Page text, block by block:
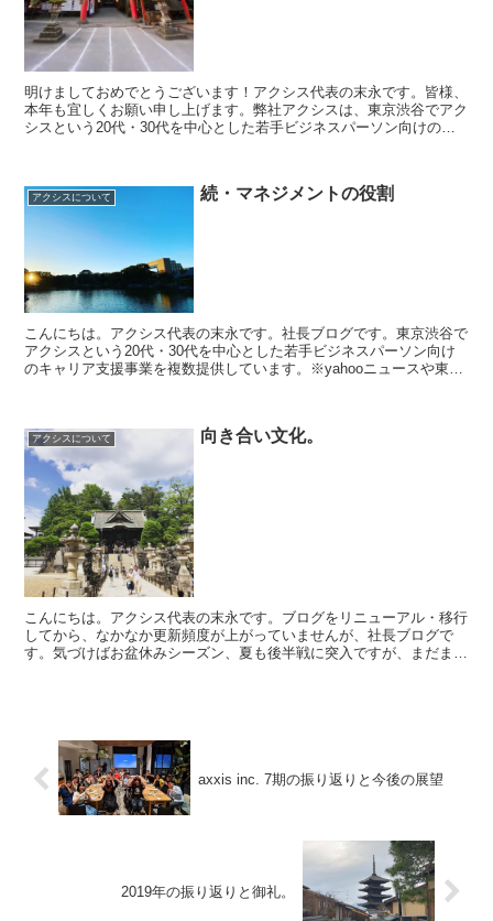
明けましておめでとうございます！アクシス代表の末永です。皆様、
本年も宜しくお願い申し上げます。弊社アクシスは、東京渋谷でアク
シスという20代・30代を中心とした若手ビジネスパーソン向けのキ
アクシスについて 続・マネジメントの役割
こんにちは。アクシス代表の末永です。社長ブログです。東京渋谷で
アクシスという20代・30代を中心とした若手ビジネスパーソン向け
のキャリア支援事業を複数提供しています。※yahooニュースや東洋
アクシスについて 向き合い文化。
こんにちは。アクシス代表の末永です。ブログをリニューアル・移行
してから、なかなか更新頻度が上がっていませんが、社長ブログで
す。気づけばお盆休みシーズン、夏も後半戦に突入ですが、まだまだ
axxis inc. 7期の振り返りと今後の展望
2019年の振り返りと御礼。